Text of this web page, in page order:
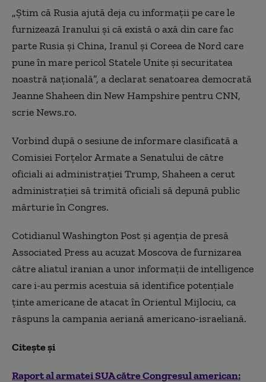
„Ştim că Rusia ajută deja cu informaţii pe care le
furnizează Iranului şi că există o axă din care fac
parte Rusia şi China, Iranul şi Coreea de Nord care
pune în mare pericol Statele Unite şi securitatea
noastră naţională”, a declarat senatoarea democrată
Jeanne Shaheen din New Hampshire pentru CNN,
scrie News.ro.
Vorbind după o sesiune de informare clasificată a
Comisiei Forţelor Armate a Senatului de către
oficiali ai administraţiei Trump, Shaheen a cerut
administraţiei să trimită oficiali să depună public
mărturie în Congres.
Cotidianul Washington Post şi agenţia de presă
Associated Press au acuzat Moscova de furnizarea
către aliatul iranian a unor informaţii de intelligence
care i-au permis acestuia să identifice potenţiale
ţinte americane de atacat în Orientul Mijlociu, ca
răspuns la campania aeriană americano-israeliană.
Citește și
Raport al armatei SUA către Congresul american: